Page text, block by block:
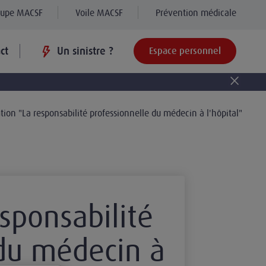
MACSF Voile MACSF Prévention médicale
Un sinistre ? Espace personnel
"La responsabilité professionnelle du médecin à l'hôpital"
médecin à